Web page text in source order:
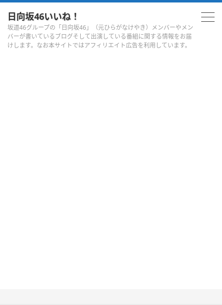
日向坂46いいね！
坂道46グループの「日向坂46」（元ひらがなけやき）メンバーやメン
バーが書いているブログそして出演している番組に関する情報をお届
けします。なお本サイトではアフィリエイト広告を利用しています。